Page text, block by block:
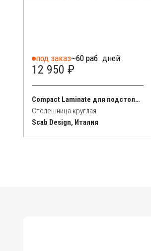
под заказ~60 раб. дней
12 950 ₽
Compact Laminate для подстолья Nemo, Domino, Tiffany, Cross
Столешница круглая
Scab Design, Италия